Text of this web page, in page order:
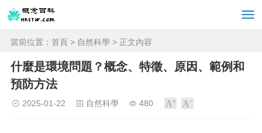
當前位置： 首頁 > 自然科學 > 正文內容
什麼是環境問題？概念、特徵、原因、範例和
預防方法
2025-01-22 自然科學 480